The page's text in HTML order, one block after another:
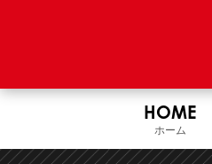
HOME
ホーム